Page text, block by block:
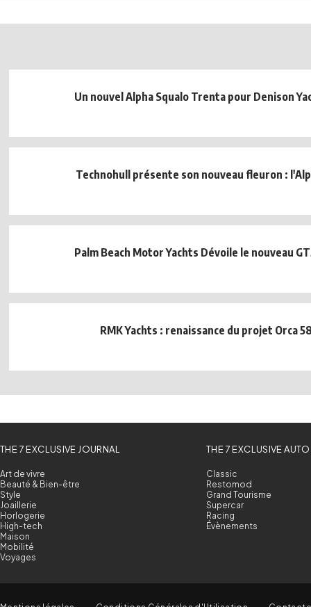
Un nouvel Alpha Squalo Trenta pour Denison
Technohull présente son nouveau fleuron :
Palm Beach Motor Yachts Dévoile le nouveau
RMK Yachts : renaissance du projet Orca
THE 7 EXCLUSIVE JOURNAL
Art de vivre
Beauté & Bien-être
Style
Joaillerie
Horlogerie
High-tech
Maison
Mobilité
Voyages
THE 7 EXCLUSIVE AUTO
Classic
Restomod
Grand Tourisme
Supercar
Racing
Évènements